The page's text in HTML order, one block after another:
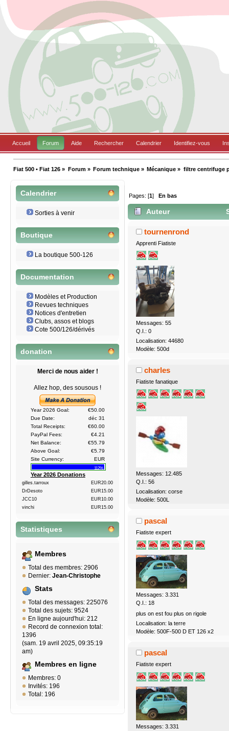
Accueil Forum Aide Rechercher Calendrier Identifiez-vous
Fiat 500 • Fiat 126 » Forum» Forum technique» Mécanique » filtre centrifuge
Calendrier
Sorties à venir
Boutique
La boutique 500-126
Documentation
Modèles et Production
Revues techniques
Notices d'entretien
Clubs, assos et blogs
Cote 500/126/dérivés
donation
Merci de nous aider !
Allez hop, des sousous !
Year 2026 Goal:
€50.00
Due Date:
déc 31
Total Receipts:
€60.00
PayPal Fees:
€4.21
Net Balance:
€55.79
Above Goal:
€5.79
Site Currency:
EUR
112%
Year 2026 Donations
gilles.tarroux
EUR20.00
DrDesoto
EUR15.00
JCC10
EUR10.00
vinchi
EUR15.00
Statistiques
Membres
Total des membres: 2906
Dernier: Jean-Christophe
Stats
Total des messages: 225076
Total des sujets: 9524
En ligne aujourd'hui: 212
Record de connexion total:
1396
(sam. 19 avril 2025, 09:35:19
am)
Membres en ligne
Membres: 0
Invités: 196
Total: 196
Pages: [1] En bas
Auteur
tournenrond
Apprenti Fiatiste
Messages: 55
Q.I.: 0
Localisation: 44680
Modèle: 500d
charles
Fiatiste fanatique
Messages: 12.485
Q.I.: 56
Localisation: corse
Modèle: 500L
pascal
Fiatiste expert
Messages: 3.331
Q.I.: 18
plus on est fou plus on rigole
Localisation: la terre
Modèle: 500F-500 D ET 126 x2
pascal
Fiatiste expert
Messages: 3.331